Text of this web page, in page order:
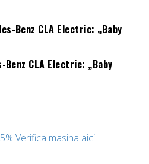
CLA Electric: „Baby